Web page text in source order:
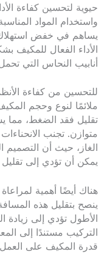
حيوية لتحسين كفاءة
واستخدام المواد
يساهم في خفض استهلاك
الأداء الفعال للمكيف
أنابيب النحاس التي
للتحسين من كفاءة
ملائمًا لنوع وحجم
تقليل فقد الضغط، مما
متوازن. تجنب
الغاز، حيث أن التصميم
يمكن أن تؤدي إلى
هناك أيضًا أهمية
ينصح بتقليل هذه
الأطول تؤدي إلى
التركيب مستندًا إلى
قدرة المكيف على